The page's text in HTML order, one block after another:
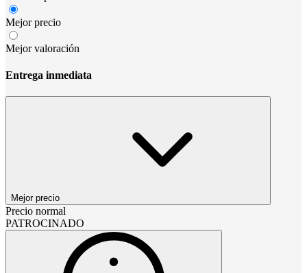
Mejor precio
Mejor valoración
Entrega inmediata
Mejor precio
Precio normal
PATROCINADO